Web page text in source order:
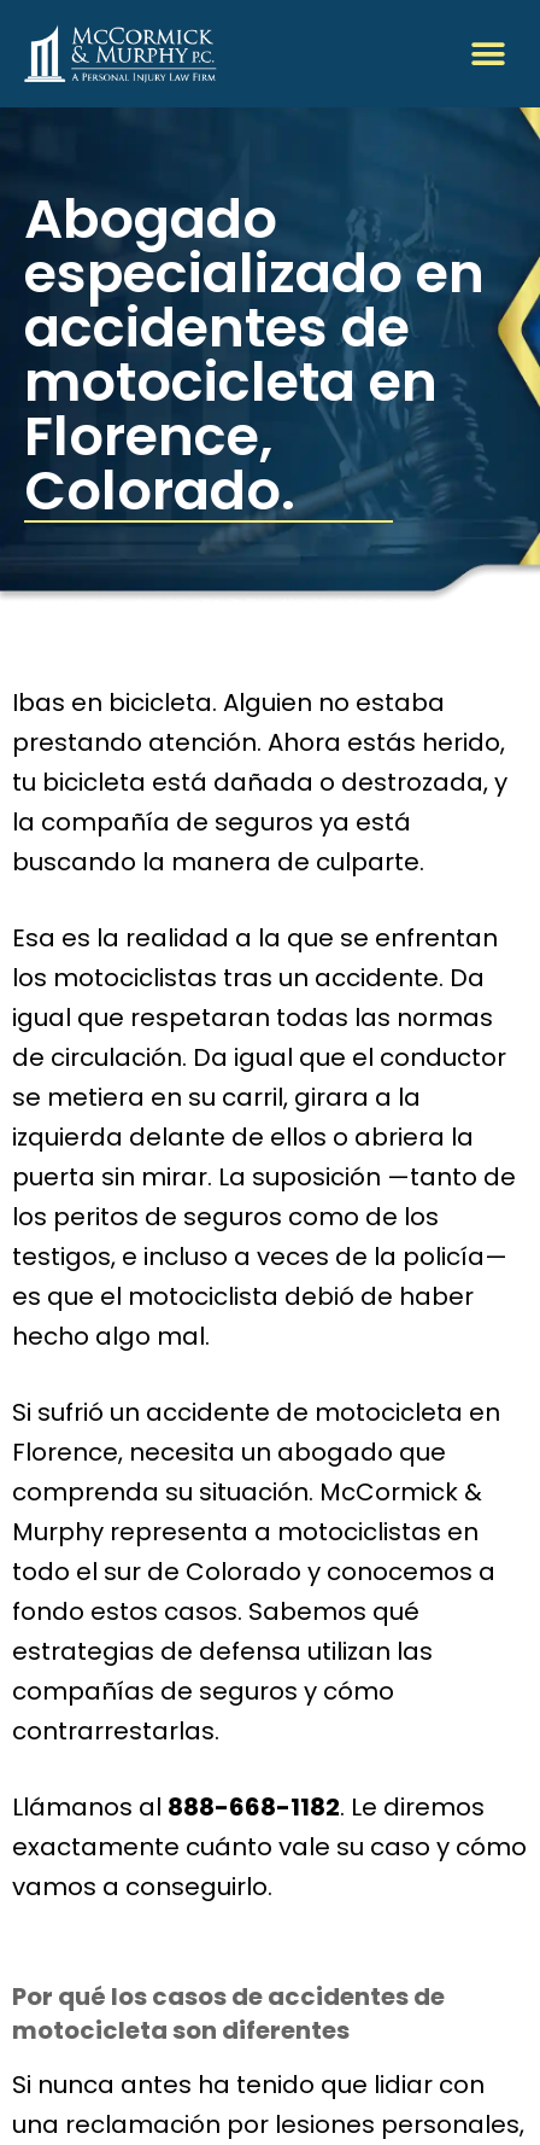
Abogado
especializado en
accidentes de
motocicleta en
Florence,
Colorado.
Ibas en bicicleta. Alguien no estaba
prestando atención. Ahora estás herido,
tu bicicleta está dañada o destrozada, y
la compañía de seguros ya está
buscando la manera de culparte.
Esa es la realidad a la que se enfrentan
los motociclistas tras un accidente. Da
igual que respetaran todas las normas
de circulación. Da igual que el conductor
se metiera en su carril, girara a la
izquierda delante de ellos o abriera la
puerta sin mirar. La suposición —tanto de
los peritos de seguros como de los
testigos, e incluso a veces de la policía—
es que el motociclista debió de haber
hecho algo mal.
Si sufrió un accidente de motocicleta en
Florence, necesita un abogado que
comprenda su situación. McCormick &
Murphy representa a motociclistas en
todo el sur de Colorado y conocemos a
fondo estos casos. Sabemos qué
estrategias de defensa utilizan las
compañías de seguros y cómo
contrarrestarlas.
Llámanos al 888-668-1182. Le diremos
exactamente cuánto vale su caso y cómo
vamos a conseguirlo.
Por qué los casos de accidentes de
motocicleta son diferentes
Si nunca antes ha tenido que lidiar con
una reclamación por lesiones personales,